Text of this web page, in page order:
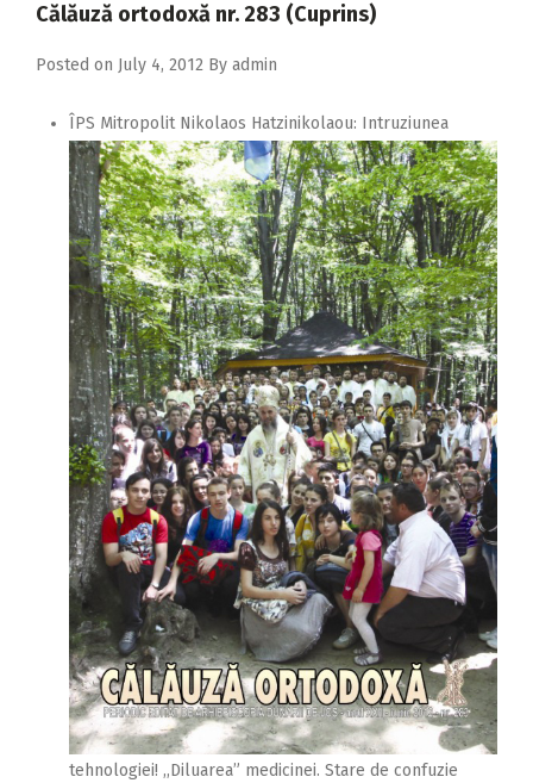
Călăuză ortodoxă nr. 283 (Cuprins)
Posted on July 4, 2012 By admin
ÎPS Mitropolit Nikolaos Hatzinikolaou: Intruziunea
tehnologiei! ,,Diluarea” medicinei. Stare de confuzie